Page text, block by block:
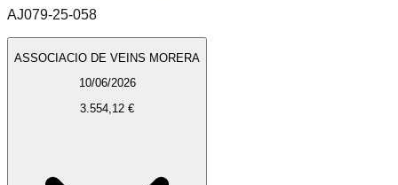
AJ079-25-058
ASSOCIACIO DE VEINS MORERA
10/06/2026
3.554,12 €